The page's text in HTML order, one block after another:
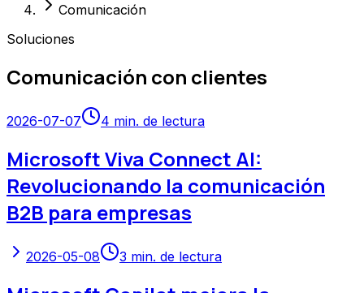
Comunicación
Soluciones
Comunicación con clientes
2026-07-07 4 min. de lectura
Microsoft Viva Connect AI:
Revolucionando la comunicación
B2B para empresas
2026-05-08 3 min. de lectura